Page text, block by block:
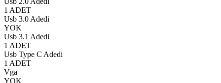
1 ADET
Usb 3.0 Adedi
YOK
Usb 3.1 Adedi
1 ADET
Usb Type C Adedi
1 ADET
Vga
YOK